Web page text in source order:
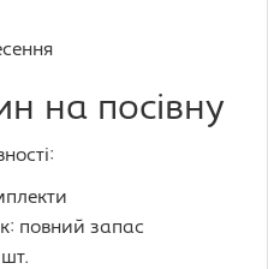
на посівну
повний запас